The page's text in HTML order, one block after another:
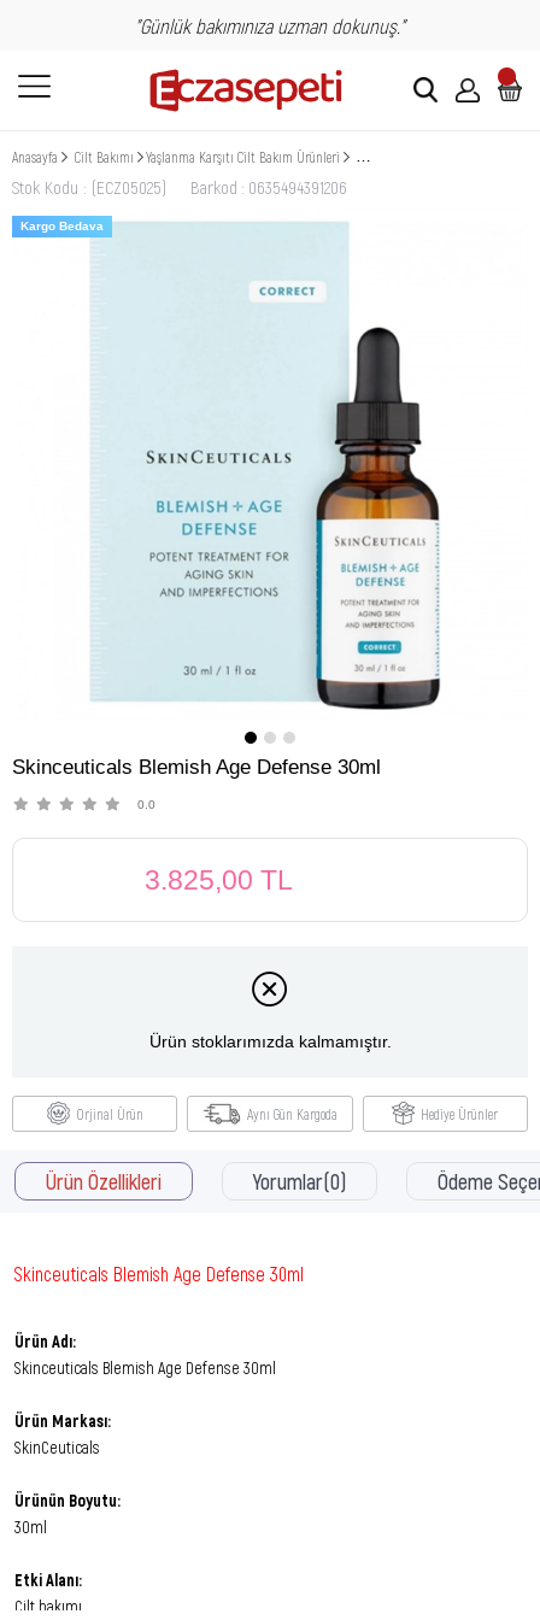
"Günlük bakımınıza uzman dokunuş."
Anasayfa Cilt Bakımı Yaşlanma Karşıtı Cilt Bakım Ürünleri Skinceuticals Blemish Age Defense
Stok Kodu (ECZ05025) Barkod : 0635494391206
Kargo Bedava
Skinceuticals Blemish Age Defense 30ml
0.0
3.825,00 TL
Ürün stoklarımızda kalmamıştır.
Orjinal Ürün Aynı Gün Kargoda Hediye Ürünler
Ürün Özellikleri Yorumlar(0) Ödeme
Skinceuticals Blemish Age Defense 30ml
Ürün Adı:
Skinceuticals Blemish Age Defense 30ml
Ürün Markası:
SkinCeuticals
Ürünün Boyutu:
30ml
Etki Alanı:
Cilt bakımı